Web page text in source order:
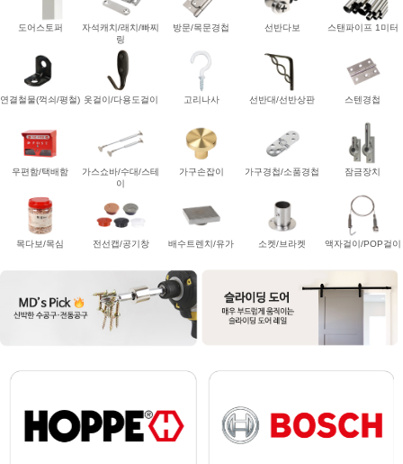
도어스토퍼
자석캐치/래치/빠찌
링
방문/목문경첩 선반다보 스탠파이프 1미터
연결철물(꺽쇠/평철) 옷걸이/다용도걸이 고리나사 선반대/선반상판 스텐경첩
우편함/택배함
가스쇼바/수대/스테
이
가구손잡이 가구경첩/소품경첩 잠금장치
목다보/목심 전선캡/공기창 배수트렌치/유가 소켓/브라켓 액자걸이/POP걸이